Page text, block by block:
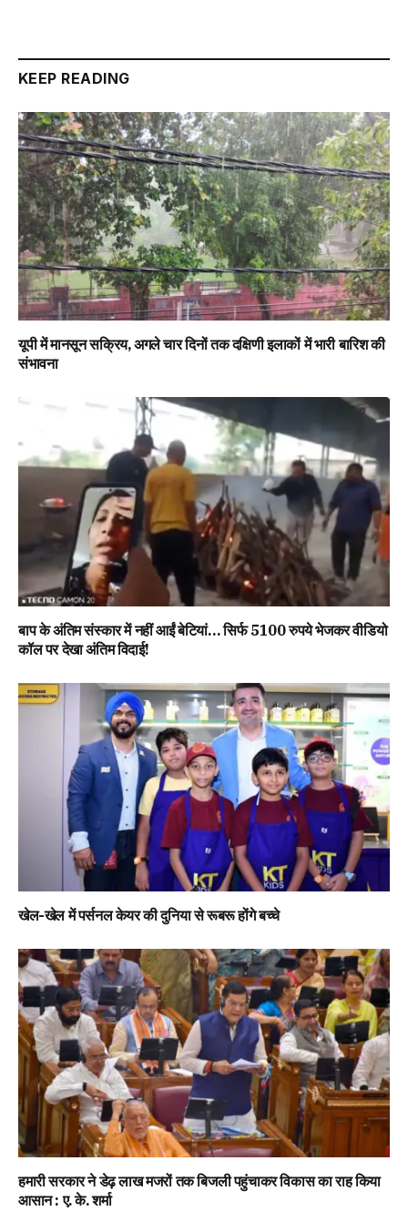
KEEP READING
यूपी में मानसून सक्रिय, अगले चार दिनों तक दक्षिणी इलाकों में भारी बारिश की
संभावना
बाप के अंतिम संस्कार में नहीं आईं बेटियां… सिर्फ 5100 रुपये भेजकर वीडियो
कॉल पर देखा अंतिम विदाई!
खेल-खेल में पर्सनल केयर की दुनिया से रूबरू होंगे बच्चे
हमारी सरकार ने डेढ़ लाख मजरों तक बिजली पहुंचाकर विकास का राह किया
आसान : ए. के. शर्मा